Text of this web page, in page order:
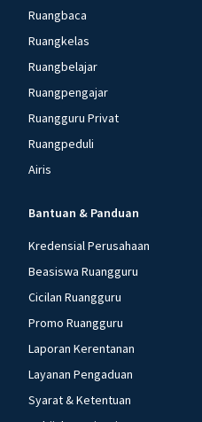
Ruangbaca
Ruangkelas
Ruangbelajar
Ruangpengajar
Ruangguru Privat
Ruangpeduli
Airis
Bantuan & Panduan
Kredensial Perusahaan
Beasiswa Ruangguru
Cicilan Ruangguru
Promo Ruangguru
Laporan Kerentanan
Layanan Pengaduan
Syarat & Ketentuan